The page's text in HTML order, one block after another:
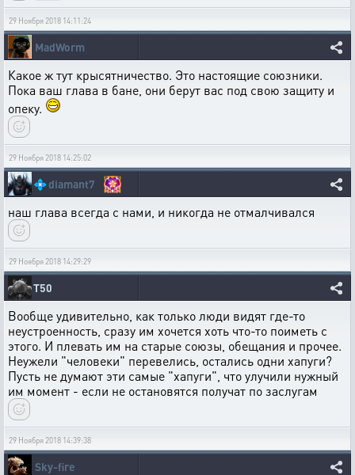
29 Ноября 2018 14:11:24
MadWorm
Какое ж тут крысятничество. Это настоящие союзники.
Пока ваш глава в бане, они берут вас под свою защиту и
опеку.
29 Ноября 2018 14:25:02
💠diamant7
наш глава всегда с нами, и никогда не отмалчивался
29 Ноября 2018 14:29:29
T50
Вообще удивительно, как только люди видят где-то
неустроенность, сразу им хочется хоть что-то поиметь с
этого. И плевать им на старые союзы, обещания и прочее.
Неужели "человеки" перевелись, остались одни хапуги?
Пусть не думают эти самые "хапуги", что улучили нужный
им момент - если не остановятся получат по заслугам
29 Ноября 2018 14:39:38
Sky-fire